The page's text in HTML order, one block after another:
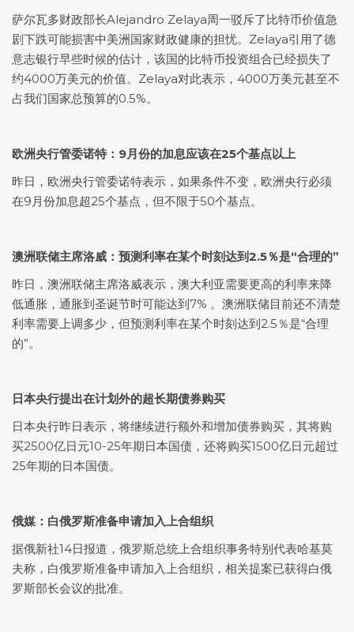
萨尔瓦多财政部长Alejandro Zelaya周一驳斥了比特币价值急
剧下跌可能损害中美洲国家财政健康的担忧。Zelaya引用了德
意志银行早些时候的估计，该国的比特币投资组合已经损失了
约4000万美元的价值。Zelaya对此表示，4000万美元甚至不
占我们国家总预算的0.5%。
欧洲央行管委诺特：9月份的加息应该在25个基点以上
昨日，欧洲央行管委诺特表示，如果条件不变，欧洲央行必须
在9月份加息超25个基点，但不限于50个基点。
澳洲联储主席洛威：预测利率在某个时刻达到2.5％是“合理的”
昨日，澳洲联储主席洛威表示，澳大利亚需要更高的利率来降
低通胀，通胀到圣诞节时可能达到7% 。澳洲联储目前还不清楚
利率需要上调多少，但预测利率在某个时刻达到2.5％是“合理
的”。
日本央行提出在计划外的超长期债券购买
日本央行昨日表示，将继续进行额外和增加债券购买，其将购
买2500亿日元10-25年期日本国债，还将购买1500亿日元超过
25年期的日本国债。
俄媒：白俄罗斯准备申请加入上合组织
据俄新社14日报道，俄罗斯总统上合组织事务特别代表哈基莫
夫称，白俄罗斯准备申请加入上合组织，相关提案已获得白俄
罗斯部长会议的批准。